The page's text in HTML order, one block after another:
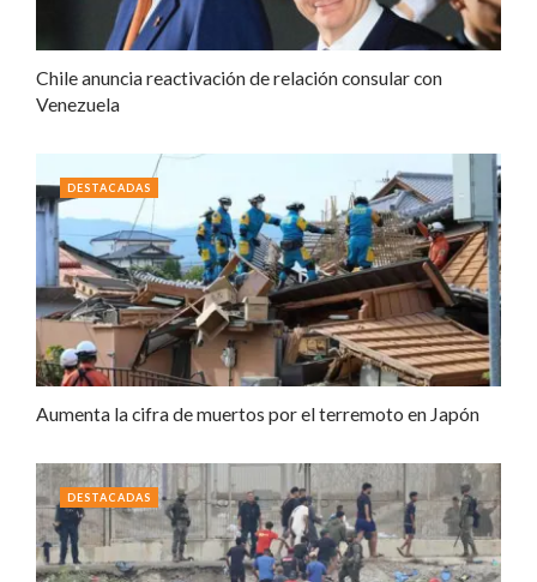
Chile anuncia reactivación de relación consular con
Venezuela
Aumenta la cifra de muertos por el terremoto en Japón
DESTACADAS
DESTACADAS